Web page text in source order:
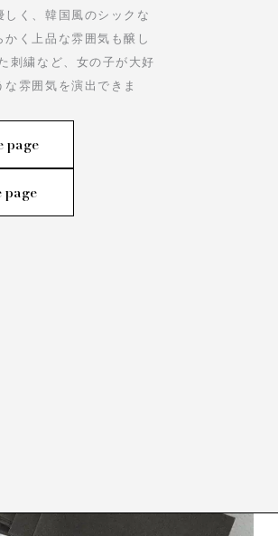
く、韓国風のシックな
く上品な雰囲気も醸し
刺繍など、女の子が大好
雰囲気を演出できま
page
page